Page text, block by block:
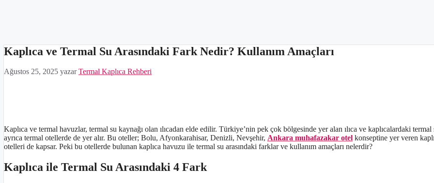
Kaplıca ve Termal Su Arasındaki Fark Nedir? Kullanım Amaçları
Ağustos 25, 2025 yazarTermal Kaplıca Rehberi
Kaplıca ve termal havuzlar, termal su kaynağı olan ılıcadan elde edilir. Türkiye’nin pek çok bölgesinde yer alan ılıca ve kaplıcalardaki termal
ayrıca termal otellerde de yer alır. Bu oteller; Bolu, Afyonkarahisar, Denizli, Nevşehir, Ankara muhafazakar otel konseptine yer veren
otelleri de kapsar. Peki bu otellerde bulunan kaplıca havuzu ile termal su arasındaki farklar ve kullanım amaçları nelerdir?
Kaplıca ile Termal Su Arasındaki 4 Fark